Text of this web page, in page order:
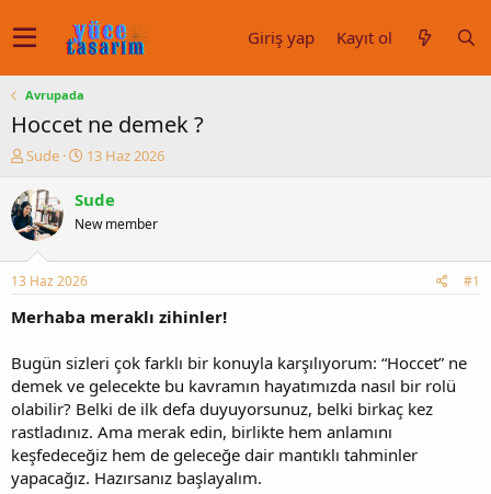
Giriş yap Kayıt ol
Avrupada
Hoccet ne demek ?
K
n
u
y
b
a
ş
t
a
n
Sude
B
ş
a
g
ı
ç
r
h
i
13 Haz 2026
Sude
New member
13 Haz 2026 #1
Merhaba meraklı zihinler!
Bugün sizleri çok farklı bir konuyla karşılıyorum: “Hoccet” ne
demek ve gelecekte bu kavramın hayatımızda nasıl bir rolü
olabilir? Belki de ilk defa duyuyorsunuz, belki birkaç kez
rastladınız. Ama merak edin, birlikte hem anlamını
keşfedeceğiz hem de geleceğe dair mantıklı tahminler
yapacağız. Hazırsanız başlayalım.